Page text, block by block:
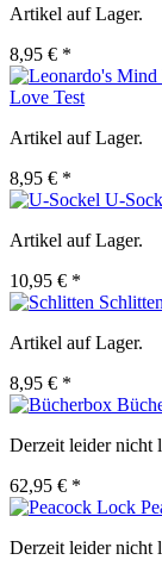
Artikel auf Lager.
8,95 € *
Love Test
Artikel auf Lager.
8,95 € *
U-
Artikel auf Lager.
10,95 € *
Schlitten
Artikel auf Lager.
8,95 € *
Derzeit leider nicht
62,95 € *
Derzeit leider nicht